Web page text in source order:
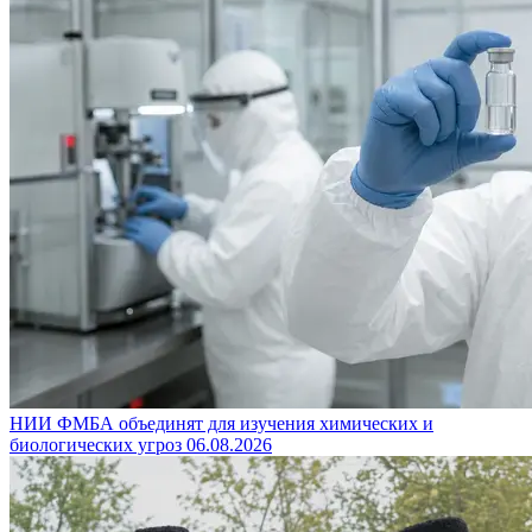
НИИ ФМБА объединят для изучения химических и
биологических угроз 06.08.2026